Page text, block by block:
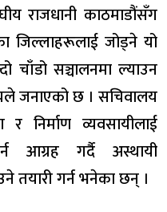
राजधानी काठमाडौंसँग
जिल्लाहरूलाई जोड्ने यो
सञ्चालनमा ल्याउन
जनाएको छ । सचिवालय
निर्माण व्यवसायीलाई
आग्रह गर्दै अस्थायी
तयारी गर्न भनेका छन् ।